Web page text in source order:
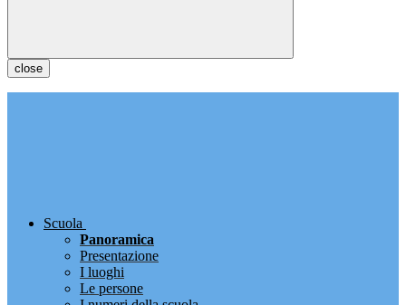
close
Scuola
Panoramica
Presentazione
I luoghi
Le persone